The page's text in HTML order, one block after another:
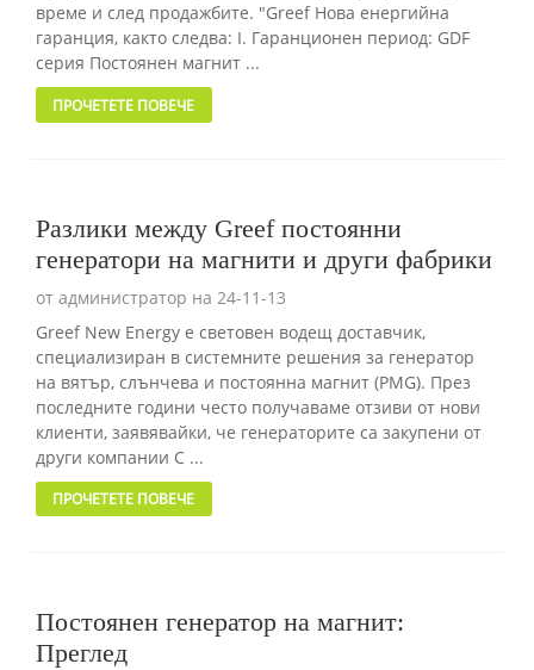
време и след продажбите. "Greef Нова енергийна
гаранция, както следва: I. Гаранционен период: GDF
серия Постоянен магнит ...
ПРОЧЕТЕТЕ ПОВЕЧЕ
Разлики между Greef постоянни
генератори на магнити и други фабрики
от администратор на 24-11-13
Greef New Energy е световен водещ доставчик,
специализиран в системните решения за генератор
на вятър, слънчева и постоянна магнит (PMG). През
последните години често получаваме отзиви от нови
клиенти, заявявайки, че генераторите са закупени от
други компании C ...
ПРОЧЕТЕТЕ ПОВЕЧЕ
Постоянен генератор на магнит:
Преглед